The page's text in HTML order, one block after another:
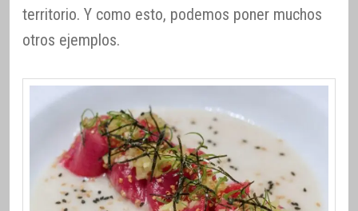
territorio. Y como esto, podemos poner muchos
otros ejemplos.